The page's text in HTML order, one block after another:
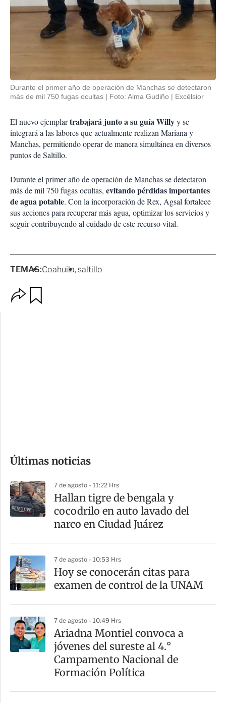
Durante el primer año de operación de Manchas se detectaron
más de mil 750 fugas ocultas
Foto: Alma Gudiño | Excélsior
El nuevo ejemplartrabajará junto a su guía Willyy se
integrará a las labores que actualmente realizan Mariana y
Manchas, permitiendo operar de manera simultánea en diversos
puntos de Saltillo.
Durante el primer año de operación de Manchas se detectaron
más de mil 750 fugas ocultas, evitando pérdidas importantes
de agua potable. Con la incorporación de Rex, Agsal fortalece
sus acciones para recuperar más agua, optimizar los servicios y
seguir contribuyendo al cuidado de este recurso vital.
TEMAS:Coahuila saltillo
p
m
a
r
t
Últimas noticias
7 de agosto - 11:22 Hrs
Hallan tigre de bengala y
cocodrilo en auto lavado del
narco en Ciudad Juárez
7 de agosto - 10:53 Hrs
Hoy se conocerán citas para
examen de control de la UNAM
7 de agosto - 10:49 Hrs
Ariadna Montiel convoca a
jóvenes del sureste al 4.°
Campamento Nacional de
Formación Política